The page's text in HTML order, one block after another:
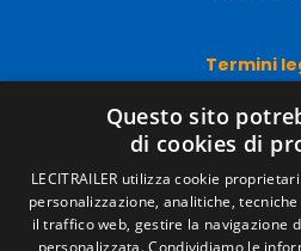
Termini
Avviso
Politiche sulla
Politica sui
Condizioni
Gestire i
Questo sito
di cookies di
LECITRAILER utilizza cookie
personalizzazione, analitiche,
il traffico web, gestire la navigazione
personalizzata. Condividiamo le